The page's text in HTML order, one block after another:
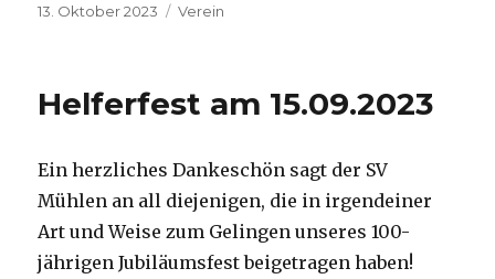
Veröffentlicht
13. Oktober 2023 Kategorien
Verein
Helferfest am 15.09.2023
Ein herzliches Dankeschön sagt der SV
Mühlen an all diejenigen, die in irgendeiner
Art und Weise zum Gelingen unseres 100-
jährigen Jubiläumsfest beigetragen haben!